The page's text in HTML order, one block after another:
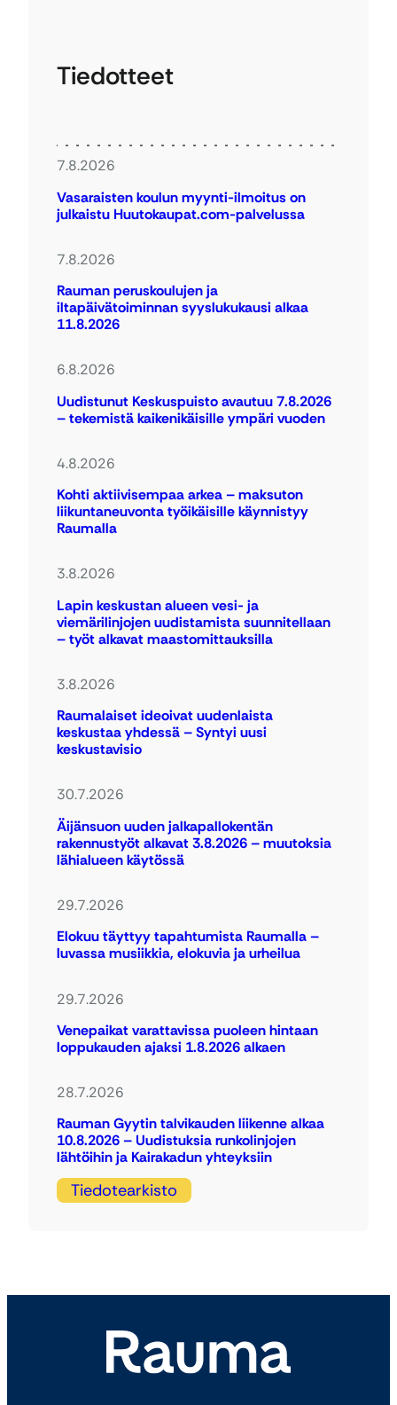
Tiedotteet
7.8.2026
Vasaraisten koulun myynti-ilmoitus on
julkaistu Huutokaupat.com-palvelussa
7.8.2026
Rauman peruskoulujen ja
iltapäivätoiminnan syyslukukausi alkaa
11.8.2026
6.8.2026
Uudistunut Keskuspuisto avautuu 7.8.2026
– tekemistä kaikenikäisille ympäri vuoden
4.8.2026
Kohti aktiivisempaa arkea – maksuton
liikuntaneuvonta työikäisille käynnistyy
Raumalla
3.8.2026
Lapin keskustan alueen vesi- ja
viemärilinjojen uudistamista suunnitellaan
– työt alkavat maastomittauksilla
3.8.2026
Raumalaiset ideoivat uudenlaista
keskustaa yhdessä – Syntyi uusi
keskustavisio
30.7.2026
Äijänsuon uuden jalkapallokentän
rakennustyöt alkavat 3.8.2026 – muutoksia
lähialueen käytössä
29.7.2026
Elokuu täyttyy tapahtumista Raumalla –
luvassa musiikkia, elokuvia ja urheilua
29.7.2026
Venepaikat varattavissa puoleen hintaan
loppukauden ajaksi 1.8.2026 alkaen
28.7.2026
Rauman Gyytin talvikauden liikenne alkaa
10.8.2026 – Uudistuksia runkolinjojen
lähtöihin ja Kairakadun yhteyksiin
Tiedotearkisto